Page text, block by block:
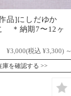
品]にしだゆか
＊納期7〜12ヶ
¥3,000(税込 ¥3,300) ～
庫を確認する